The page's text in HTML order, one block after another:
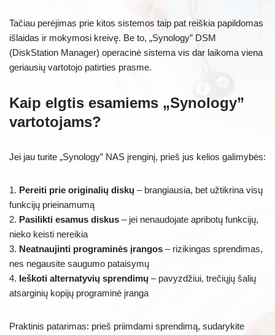
Tačiau perėjimas prie kitos sistemos taip pat reiškia papildomas
išlaidas ir mokymosi kreivę. Be to, „Synology” DSM
(DiskStation Manager) operacinė sistema vis dar laikoma viena
geriausių vartotojo patirties prasme.
Kaip elgtis esamiems „Synology”
vartotojams?
Jei jau turite „Synology” NAS įrenginį, prieš jus kelios galimybės:
1. Pereiti prie originalių diskų – brangiausia, bet užtikrina visų
funkcijų prieinamumą
2. Pasilikti esamus diskus – jei nenaudojate apribotų funkcijų,
nieko keisti nereikia
3. Neatnaujinti programinės įrangos – rizikingas sprendimas,
nes negausite saugumo pataisymų
4. Ieškoti alternatyvių sprendimų – pavyzdžiui, trečiųjų šalių
atsarginių kopijų programinė įranga
Praktinis patarimas: prieš priimdami sprendimą, sudarykite